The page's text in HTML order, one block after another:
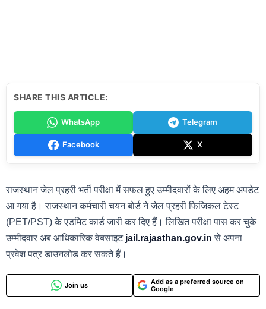
SHARE THIS ARTICLE:
WhatsApp Telegram
Facebook X
राजस्थान जेल प्रहरी भर्ती परीक्षा में सफल हुए उम्मीदवारों के लिए अहम अपडेट
आ गया है। राजस्थान कर्मचारी चयन बोर्ड ने जेल प्रहरी फिजिकल टेस्ट
(PET/PST) के एडमिट कार्ड जारी कर दिए हैं। लिखित परीक्षा पास कर चुके
उम्मीदवार अब आधिकारिक वेबसाइट jail.rajasthan.gov.in से अपना
प्रवेश पत्र डाउनलोड कर सकते हैं।
Join us
Add as a preferred source on
Google